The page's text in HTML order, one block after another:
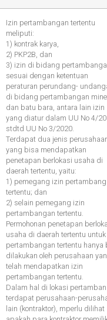
Izin pertambangan tertentu
meliputi:
1) kontrak karya,
2) PKP2B, dan
3) izin di bidang
sesuai dengan ketentuan
peraturan perundang-
di bidang pertambangan
dan batu bara, antara lain izin
yang diatur dalam UU No 4/
stdtd UU No 3/2020.
Terdapat dua jenis
yang bisa mendapatkan
penetapan berlokasi usaha di
daerah tertentu, yaitu:
1) pemegang izin
tertentu; dan
2) selain pemegang izin
pertambangan tertentu.
Permohonan penetapan
usaha di daerah tertentu
pertambangan tertentu hanya
dilakukan oleh perusahaan
telah mendapatkan izin
pertambangan tertentu.
Dalam hal di lokasi
terdapat perusahaan-
lain (kontraktor), mperlu dilihat